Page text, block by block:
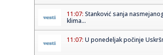
11:07: Stanković sanja
klima...
11:07: U ponedeljak počinje